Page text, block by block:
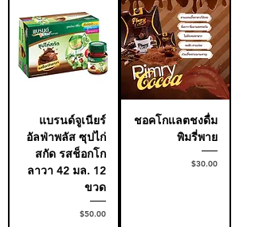
แบรนด์จูเนียร์
อัลฟ่าพลัส ซุปไก่
สกัด รสช็อกโก
ลาวา 42 มล. 12
ขวด
Price
$50.00
ชอคโกแลตชงดื่ม
พิมรี่พาย
Price
$30.00